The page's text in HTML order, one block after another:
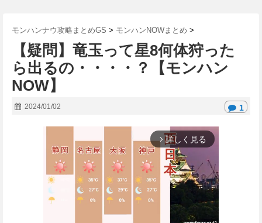
モンハンナウ攻略まとめGS > モンハンNOWまとめ >
【疑問】竜玉って星8何体狩った
ら出るの・・・・？【モンハン
NOW】
2024/01/02 1
arrow_forward_ios 詳しく見る